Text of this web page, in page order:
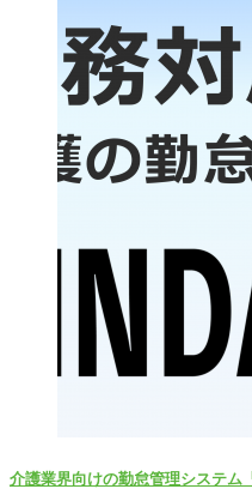
介護業界向けの勤怠管理システム